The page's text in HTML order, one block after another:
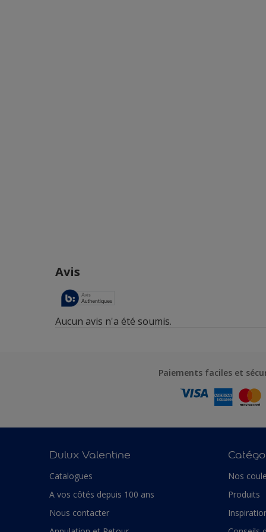
Paiements faciles et
Dulux Valentine
Catalogues
A vos côtés depuis 100 ans
Nous contacter
Nos
Produits